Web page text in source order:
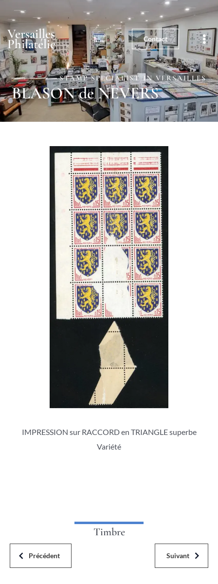
5, rue de la Paroisse - 78000
Versailles
Versailles
Philatélie Contact
STAMP SPECIALIST IN VERSAILLES
BLASON de NEVERS
IMPRESSION sur RACCORD en TRIANGLE superbe
Variété
Précédent Suivant
Timbre